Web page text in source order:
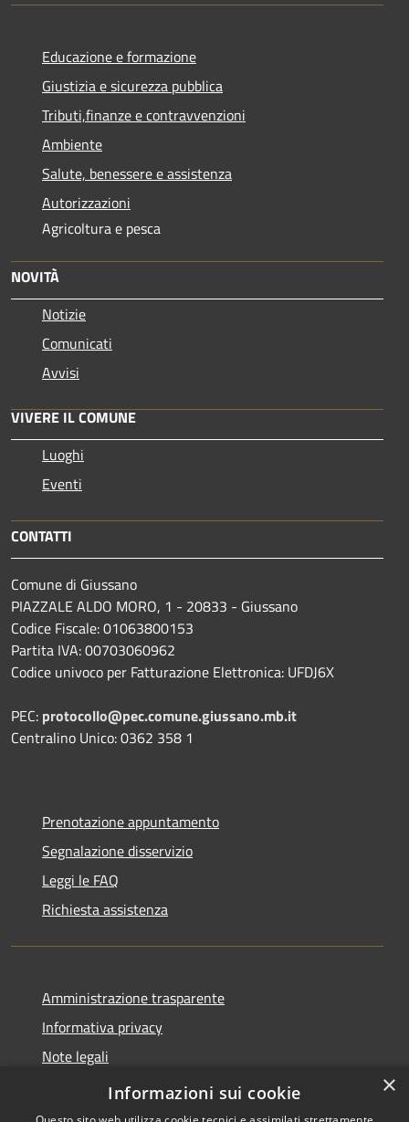
Educazione e formazione
Giustizia e sicurezza pubblica
Tributi,finanze e contravvenzioni
Ambiente
Salute, benessere e assistenza
Autorizzazioni
Agricoltura e pesca
NOVITÀ
Notizie
Comunicati
Avvisi
VIVERE IL COMUNE
Luoghi
Eventi
CONTATTI
Comune di Giussano
PIAZZALE ALDO MORO, 1 - 20833 - Giussano
Codice Fiscale: 01063800153
Partita IVA: 00703060962
Codice univoco per Fatturazione Elettronica: UFDJ6X
PEC: protocollo@pec.comune.giussano.mb.it
Centralino Unico: 0362 358 1
Prenotazione appuntamento
Segnalazione disservizio
Leggi le FAQ
Richiesta assistenza
Amministrazione trasparente
Informativa privacy
Note legali
Dichiarazione di accessibilità
×
Informazioni sui cookie